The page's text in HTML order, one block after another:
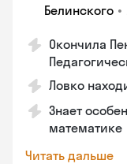
Белинского •
Окончила
Ловко
Знает
математике
Читать дальше